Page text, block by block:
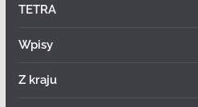
TETRA
Wpisy
Z kraju